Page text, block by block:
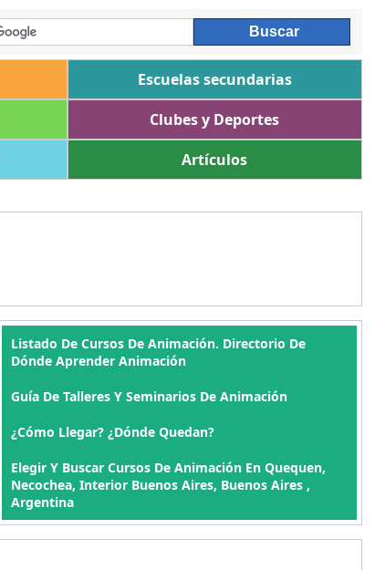
Escuelas secundarias
Clubes y Deportes
Artículos
Listado De Cursos De Animación. Directorio De
Dónde Aprender Animación
Guía De Talleres Y Seminarios De Animación
¿Cómo Llegar? ¿Dónde Quedan?
Elegir Y Buscar Cursos De Animación En Quequen,
Necochea, Interior Buenos Aires, Buenos Aires ,
Argentina